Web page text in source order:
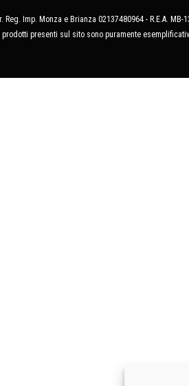
Imp. Monza e Brianza 02137480964 - R.E.A.
presenti sul sito sono puramente